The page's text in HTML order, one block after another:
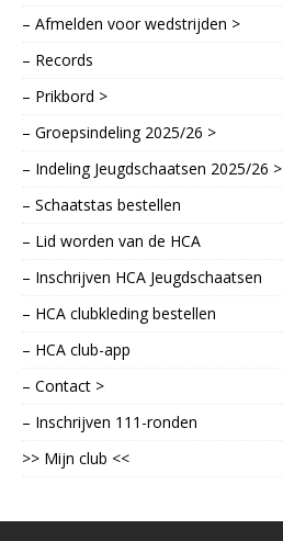
– Afmelden voor wedstrijden >
– Records
– Prikbord >
– Groepsindeling 2025/26 >
– Indeling Jeugdschaatsen 2025/26 >
– Schaatstas bestellen
– Lid worden van de HCA
– Inschrijven HCA Jeugdschaatsen
– HCA clubkleding bestellen
– HCA club-app
– Contact >
– Inschrijven 111-ronden
>> Mijn club <<